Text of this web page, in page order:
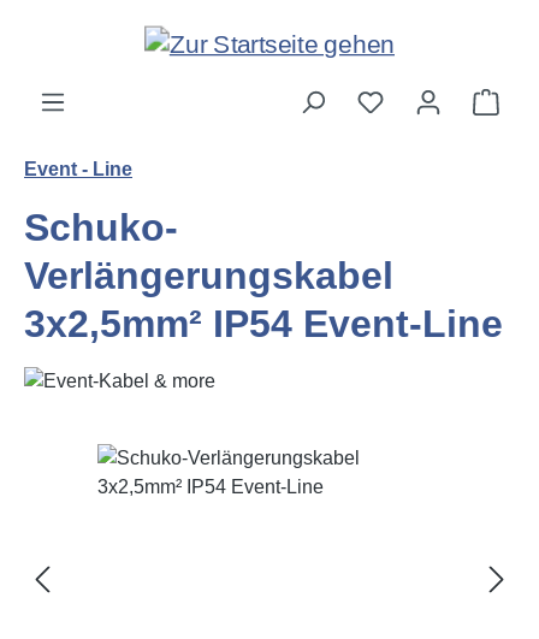
Zum Hauptinhalt springen
Event - Line
Schuko-
Verlängerungskabel
3x2,5mm² IP54 Event-Line
Bildergalerie überspringen